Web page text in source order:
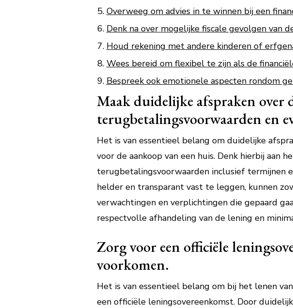
Overweeg om advies in te winnen bij een
Denk na over mogelijke fiscale gevolgen van
Houd rekening met andere kinderen of
Wees bereid om flexibel te zijn als de
Bespreek ook emotionele aspecten rondom
Maak duidelijke afspraken over
terugbetalingsvoorwaarden en
Het is van essentieel belang om duidelijke
voor de aankoop van een huis. Denk hierbij aan
terugbetalingsvoorwaarden inclusief termijnen
helder en transparant vast te leggen, kunnen
verwachtingen en verplichtingen die gepaard
respectvolle afhandeling van de lening en
Zorg voor een officiële
voorkomen.
Het is van essentieel belang om bij het lenen
een officiële leningsovereenkomst. Door